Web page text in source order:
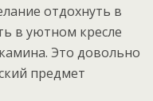
отдохнуть в
в уютном кресле
Это довольно
предмет